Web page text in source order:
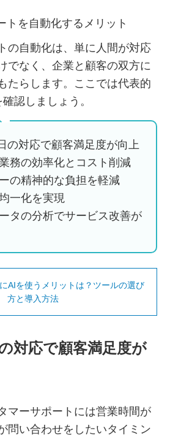
の自動化は、単に人間が対応
でなく、企業と顧客の双方に
たらします。ここでは代表的
認しましょう。
の対応で顧客満足度が向上
務の効率化とコスト削減
の精神的な負担を軽減
一化を実現
タの分析でサービス改善が
AIを使うメリットは？ツールの選び
方と導入方法
対応で顧客満足度が
マーサポートには営業時間が
問い合わせをしたいタイミン